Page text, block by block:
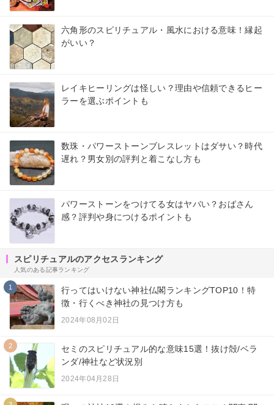
六角形のスピリチュアル・風水における意味！縁起
がいい？
レイキヒーリングは怪しい？理由や信頼できるヒー
ラーを選ぶポイントも
数珠・パワーストーンブレスレットはダサい？時代
遅れ？男女別の評判と着こなし方も
パワーストーンをつけてる女はヤバい？おばさん
感？評判や身につけるポイントも
スピリチュアルのアクセスランキング
人気のある記事ランキング
1
行ってはいけない神社仏閣ランキングTOP10！特
徴・行くべき神社の見つけ方も
2024年08月02日
2
セミのスピリチュアル的な意味15選！抜け殻/ベラ
ンダ/神社など状況別
2024年04月28日